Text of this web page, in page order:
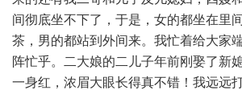
间彻底坐不下了，于是，女的都坐在里
茶，男的都站到外间来。我忙着给大家
阵忙乎。二大娘的二儿子年前刚娶了新
一身红，浓眉大眼长得真不错！我远远